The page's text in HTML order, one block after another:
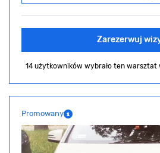
Zarezerwuj
14 użytkowników wybrało ten warsztat
Promowany